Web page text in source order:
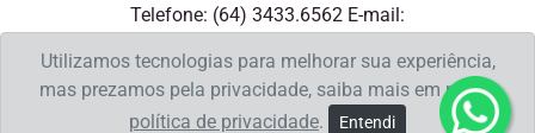
Telefone: (64) 3433.6562 E-mail:
Utilizamos tecnologias para melhorar sua experiência,
mas prezamos pela privacidade, saiba mais em nossa
política de privacidade. Entendi